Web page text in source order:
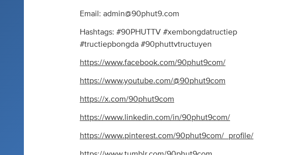
Email: admin@90phut9.com
Hashtags: #90PHUTTV #xembongdatructiep
#tructiepbongda #90phuttvtructuyen
https://www.facebook.com/90phut9com/
https://www.youtube.com/@90phut9com
https://x.com/90phut9com
https://www.linkedin.com/in/90phut9com/
https://www.pinterest.com/90phut9com/_profile/